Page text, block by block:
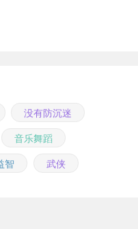
没有防沉迷
音乐舞蹈
智 武侠